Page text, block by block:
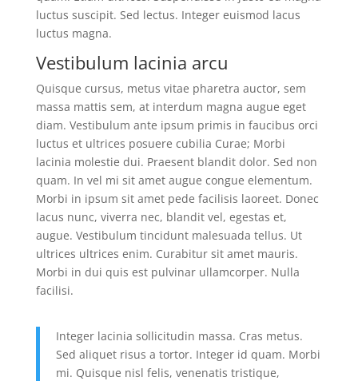
luctus suscipit. Sed lectus. Integer euismod lacus
luctus magna.
Vestibulum lacinia arcu
Quisque cursus, metus vitae pharetra auctor, sem
massa mattis sem, at interdum magna augue eget
diam. Vestibulum ante ipsum primis in faucibus orci
luctus et ultrices posuere cubilia Curae; Morbi
lacinia molestie dui. Praesent blandit dolor. Sed non
quam. In vel mi sit amet augue congue elementum.
Morbi in ipsum sit amet pede facilisis laoreet. Donec
lacus nunc, viverra nec, blandit vel, egestas et,
augue. Vestibulum tincidunt malesuada tellus. Ut
ultrices ultrices enim. Curabitur sit amet mauris.
Morbi in dui quis est pulvinar ullamcorper. Nulla
facilisi.
Integer lacinia sollicitudin massa. Cras metus.
Sed aliquet risus a tortor. Integer id quam. Morbi
mi. Quisque nisl felis, venenatis tristique,